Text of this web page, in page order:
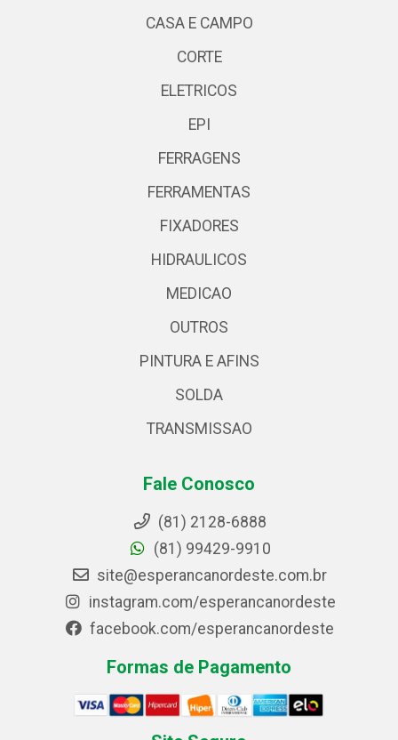
CASA E CAMPO
CORTE
ELETRICOS
EPI
FERRAGENS
FERRAMENTAS
FIXADORES
HIDRAULICOS
MEDICAO
OUTROS
PINTURA E AFINS
SOLDA
TRANSMISSAO
Fale Conosco
(81) 2128-6888
(81) 99429-9910
site@esperancanordeste.com.br
instagram.com/esperancanordeste
facebook.com/esperancanordeste
Formas de Pagamento